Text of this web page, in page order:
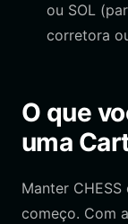
ou SOL
corretora
O que
uma
Manter
começo. Com